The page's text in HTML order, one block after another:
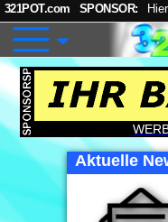
321POT.com SPONSOR:
Aktuelle